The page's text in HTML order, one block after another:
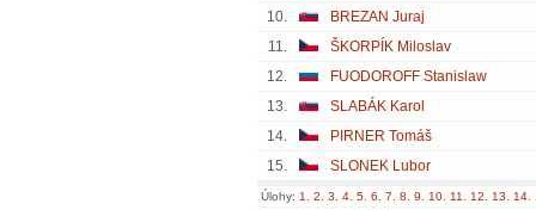
10.
BREZAN Juraj
11.
ŠKORPÍK Miloslav
12.
FUODOROFF Stanislaw
13.
SLABÁK Karol
14.
PIRNER Tomáš
15.
SLONEK Lubor
Úlohy: 1. 2. 3. 4. 5. 6. 7. 8. 9. 10. 11. 12. 13. 14.